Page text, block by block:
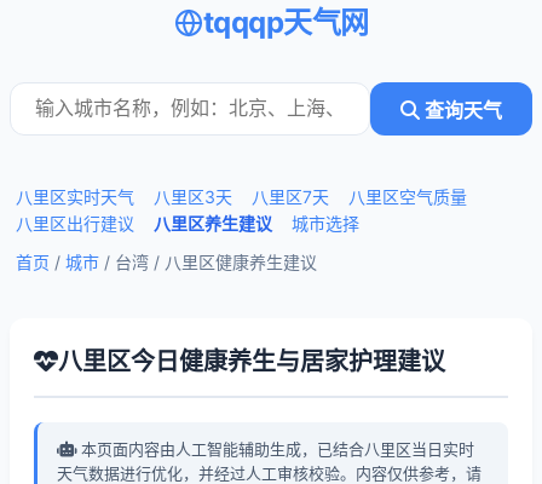
tqqqp天气网
查询天气
八里区实时天气 八里区3天 八里区7天
八里区空气质量
八里区出行建议
八里区养生建议
城市选择
首页 / 城市 / 台湾 / 八里区健康养生建议
八里区今日健康养生与居家护理建议
本页面内容由人工智能辅助生成，已结合八里区当日实时
天气数据进行优化，并经过人工审核校验。内容仅供参考，请